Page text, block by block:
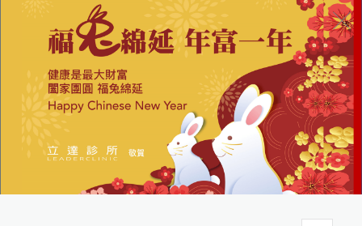
最新消息
分類 全部 最新活動 立達新聞